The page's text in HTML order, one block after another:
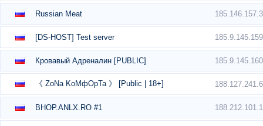
Russian Meat
[DS-HOST] Test server
Кровавый Адреналин [PUBLIC]
《 ZoNa KoMфOpTa 》 [Public | 18+]
BHOP.ANLX.RO #1